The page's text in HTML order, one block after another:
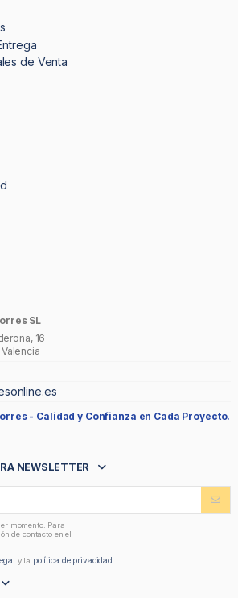
de Venta
SL
16
- Calidad y Confianza en Cada Proyecto.
NEWSLETTER
momento. Para
de contacto en el
y la política de privacidad